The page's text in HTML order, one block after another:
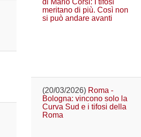
meritano di più. Così non
si può andare avanti
(20/03/2026) Roma -
Bologna: vincono solo la
Curva Sud e i tifosi della
Roma